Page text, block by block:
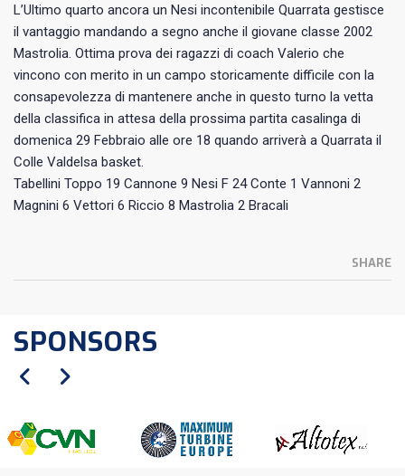
L’Ultimo quarto ancora un Nesi incontenibile Quarrata gestisce
il vantaggio mandando a segno anche il giovane classe 2002
Mastrolia. Ottima prova dei ragazzi di coach Valerio che
vincono con merito in un campo storicamente difficile con la
consapevolezza di mantenere anche in questo turno la vetta
della classifica in attesa della prossima partita casalinga di
domenica 29 Febbraio alle ore 18 quando arriverà a Quarrata il
Colle Valdelsa basket.
Tabellini Toppo 19 Cannone 9 Nesi F 24 Conte 1 Vannoni 2
Magnini 6 Vettori 6 Riccio 8 Mastrolia 2 Bracali
SHARE
SPONSORS